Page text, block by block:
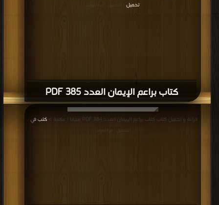
كتاب براعم الإيمان العدد 385 PDF
تحميل
| التحميل : مرة/مرات
قراءة و تحميل كتاب كتاب براعم الإيمان العدد 384 PDF مجانا | مكتبة > كتب في
التحميل : مرة/مرات